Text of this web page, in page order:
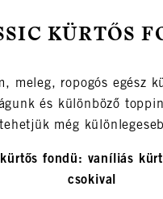
KÜRTŐS
meleg, ropogós egész
és különböző
tehetjük még
fondü: vaníliás
csokival